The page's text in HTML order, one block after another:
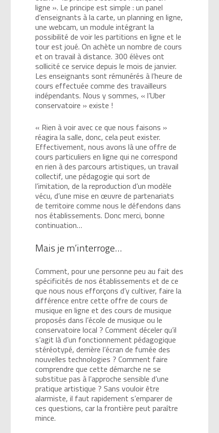
ligne ». Le principe est simple : un panel
d’enseignants à la carte, un planning en ligne,
une webcam, un module intégrant la
possibilité de voir les partitions en ligne et le
tour est joué. On achète un nombre de cours
et on travail à distance. 300 élèves ont
sollicité ce service depuis le mois de janvier.
Les enseignants sont rémunérés à l’heure de
cours effectuée comme des travailleurs
indépendants. Nous y sommes, « l’Uber
conservatoire » existe !
« Rien à voir avec ce que nous faisons »
réagira la salle, donc, cela peut exister.
Effectivement, nous avons là une offre de
cours particuliers en ligne qui ne correspond
en rien à des parcours artistiques, un travail
collectif, une pédagogie qui sort de
l’imitation, de la reproduction d’un modèle
vécu, d’une mise en œuvre de partenariats
de territoire comme nous le défendons dans
nos établissements. Donc merci, bonne
continuation…
Mais je m’interroge…
Comment, pour une personne peu au fait des
spécificités de nos établissements et de ce
que nous nous efforçons d’y cultiver, faire la
différence entre cette offre de cours de
musique en ligne et des cours de musique
proposés dans l’école de musique ou le
conservatoire local ? Comment déceler qu’il
s’agit là d’un fonctionnement pédagogique
stéréotypé, derrière l’écran de fumée des
nouvelles technologies ? Comment faire
comprendre que cette démarche ne se
substitue pas à l’approche sensible d’une
pratique artistique ? Sans vouloir être
alarmiste, il faut rapidement s’emparer de
ces questions, car la frontière peut paraître
mince.